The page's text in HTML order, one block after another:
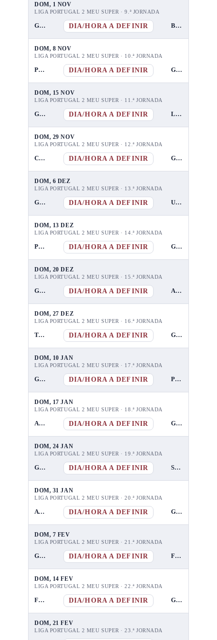
DOM, 1 NOV
LIGA PORTUGAL 2 MEU SUPER · 9.ª JORNADA
GD Chaves DIA/HORA A DEFINIR Benfica B
DOM, 8 NOV
LIGA PORTUGAL 2 MEU SUPER · 10.ª JORNADA
Penafiel DIA/HORA A DEFINIR GD Chaves
DOM, 15 NOV
LIGA PORTUGAL 2 MEU SUPER · 11.ª JORNADA
GD Chaves DIA/HORA A DEFINIR Leixões
DOM, 29 NOV
LIGA PORTUGAL 2 MEU SUPER · 12.ª JORNADA
CD Tondela DIA/HORA A DEFINIR GD Chaves
DOM, 6 DEZ
LIGA PORTUGAL 2 MEU SUPER · 13.ª JORNADA
GD Chaves DIA/HORA A DEFINIR UD Leiria
DOM, 13 DEZ
LIGA PORTUGAL 2 MEU SUPER · 14.ª JORNADA
Porto B DIA/HORA A DEFINIR GD Chaves
DOM, 20 DEZ
LIGA PORTUGAL 2 MEU SUPER · 15.ª JORNADA
GD Chaves DIA/HORA A DEFINIR Amarante FC
DOM, 27 DEZ
LIGA PORTUGAL 2 MEU SUPER · 16.ª JORNADA
Torreense DIA/HORA A DEFINIR GD Chaves
DOM, 10 JAN
LIGA PORTUGAL 2 MEU SUPER · 17.ª JORNADA
GD Chaves DIA/HORA A DEFINIR Portimonense
DOM, 17 JAN
LIGA PORTUGAL 2 MEU SUPER · 18.ª JORNADA
Académica DIA/HORA A DEFINIR GD Chaves
DOM, 24 JAN
LIGA PORTUGAL 2 MEU SUPER · 19.ª JORNADA
GD Chaves DIA/HORA A DEFINIR Sporting B
DOM, 31 JAN
LIGA PORTUGAL 2 MEU SUPER · 20.ª JORNADA
Aves Futebol SAD DIA/HORA A DEFINIR GD Chaves
DOM, 7 FEV
LIGA PORTUGAL 2 MEU SUPER · 21.ª JORNADA
GD Chaves DIA/HORA A DEFINIR FC Felgueiras 1932
DOM, 14 FEV
LIGA PORTUGAL 2 MEU SUPER · 22.ª JORNADA
Farense DIA/HORA A DEFINIR GD Chaves
DOM, 21 FEV
LIGA PORTUGAL 2 MEU SUPER · 23.ª JORNADA